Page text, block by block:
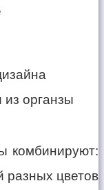
комбинируют:
разных цветов